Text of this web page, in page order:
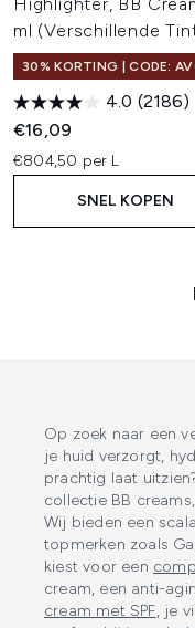
ml (Verschillende
30% KORTING | CODE:
4.0 (2186)
€16,09
€804,50 per L
SNEL KOPEN
Op zoek naar een
je huid verzorgt,
prachtig laat
collectie BB
Wij bieden een
topmerken zoals
kiest voor een
cream, een anti-
cream met SPF, je